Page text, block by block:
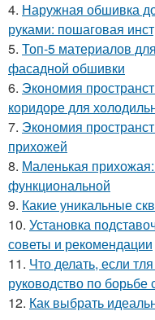
4. Наружная обшивка
руками: пошаговая
5. Топ-5 материалов
фасадной обшивки
6. Экономия
коридоре для
7. Экономия
прихожей
8. Маленькая прихожая:
функциональной
9. Какие уникальные
10. Установка
советы и рекомендации
11. Что делать, если
руководство по борьбе
12. Как выбрать